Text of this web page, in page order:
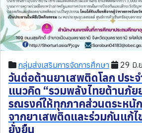
กลุ่มส่งเสริมการจัดการศึกษา 29 มิ.
วันต่อต้านยาเสพติดโลก ประ
แนวคิด “รวมพลังไทยต้านภัย
รณรงค์ให้ทุกภาคส่วนตระหนั
จากยาเสพติดและร่วมกันแก้
ยั่งยืน